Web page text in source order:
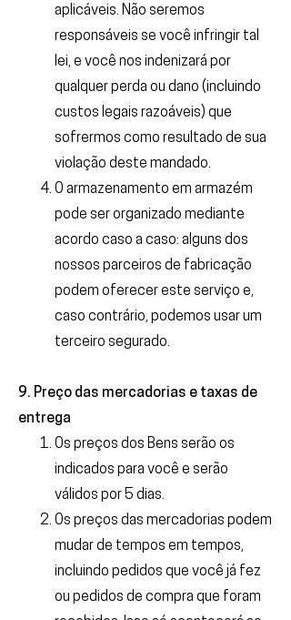
aplicáveis. Não seremos
responsáveis ​​se você infringir tal
lei, e você nos indenizará por
qualquer perda ou dano (incluindo
custos legais razoáveis) que
sofrermos como resultado de sua
violação deste mandado.
O armazenamento em armazém
pode ser organizado mediante
acordo caso a caso: alguns dos
nossos parceiros de fabricação
podem oferecer este serviço e,
caso contrário, podemos usar um
terceiro segurado.
9. Preço das mercadorias e taxas de
entrega
Os preços dos Bens serão os
indicados para você e serão
válidos por 5 dias.
Os preços das mercadorias podem
mudar de tempos em tempos,
incluindo pedidos que você já fez
ou pedidos de compra que foram